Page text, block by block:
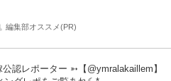
編集部オススメ(PR)
認レポーター ➳【@ymralakaillem】